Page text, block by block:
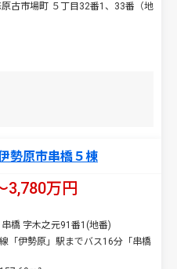
古市場町 ５丁目32番1、33番（地
勢原市串橋５棟
3,780万円
橋 字木之元91番1(地番)
「伊勢原」駅までバス16分「串橋